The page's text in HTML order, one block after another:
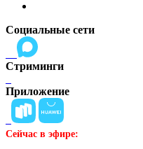
Социальные сети
Стриминги
Приложение
Сейчас в эфире: